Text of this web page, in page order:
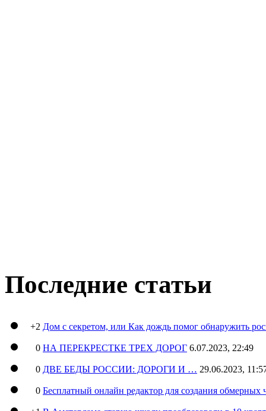
Последние статьи
+2 Дом с секретом, или Как дождь помог обнаружить
0 НА ПЕРЕКРЕСТКЕ ТРЕХ ДОРОГ 6.07.2023, 22:49
0 ДВЕ БЕДЫ РОССИИ: ДОРОГИ И … 29.06.2023,
0 Бесплатный онлайн редактор для создания обмерных